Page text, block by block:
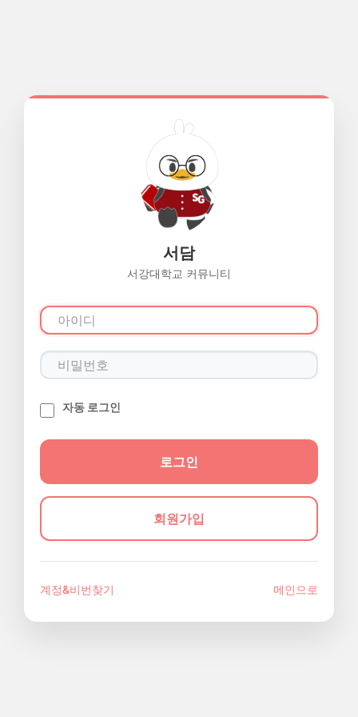
서담
서강대학교 커뮤니티
자동 로그인
회원가입
계정&비번찾기 메인으로